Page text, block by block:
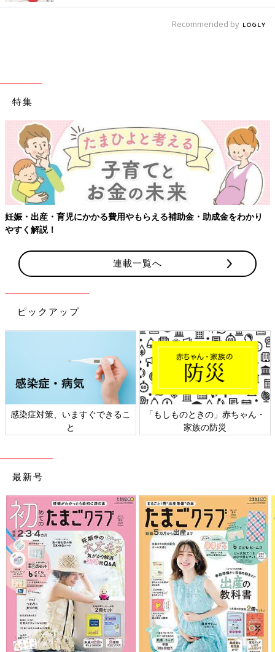
Recommended by
特集
【ワクチン接種できるものも】妊婦の感染症対策、知っておいて！
連載一覧へ
ピックアップ
日本外来小児科学会リーフレッ
ト検討会
六星占術 細木かおりさんの人生
相談
最新号